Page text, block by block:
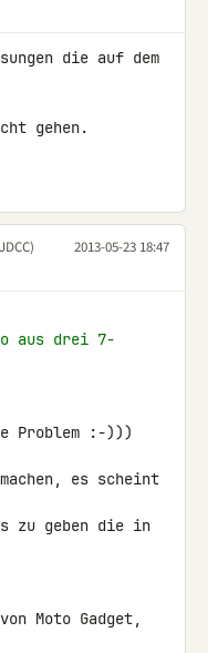
die auf dem
gehen.
2013-05-23 18:47
aus drei 7-
Problem :-)))
es scheint
zu geben die in
Moto Gadget,